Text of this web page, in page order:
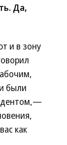
Да,
и в зону
были
как